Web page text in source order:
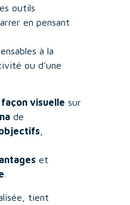
outils
en pensant
à la
ou d’une
façon visuelle sur
de
et
tient